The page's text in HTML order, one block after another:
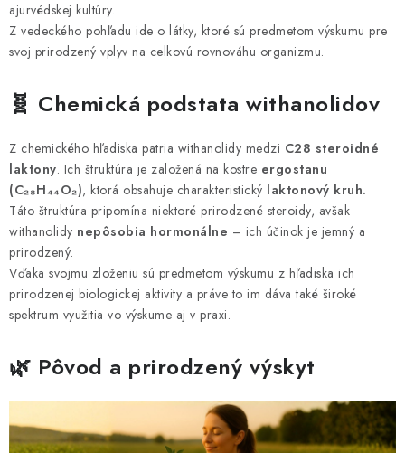
ŽENY
MUŽI
OSTATNÉ
DOVOLENKA
Doprava a platba Recenzie
Vernostný program
Prečo Botanic?
Kontakty
ajurvédskej kultúry.
Z vedeckého pohľadu ide o látky, ktoré sú predmetom výskumu pre
svoj prirodzený vplyv na celkovú rovnováhu organizmu.
🧬 Chemická podstata withanolidov
Z chemického hľadiska patria withanolidy medzi C28 steroidné
laktony. Ich štruktúra je založená na kostre ergostanu
(C₂₈H₄₄O₂), ktorá obsahuje charakteristický laktonový kruh.
Táto štruktúra pripomína niektoré prirodzené steroidy, avšak
withanolidy nepôsobia hormonálne – ich účinok je jemný a
prirodzený.
Vďaka svojmu zloženiu sú predmetom výskumu z hľadiska ich
prirodzenej biologickej aktivity a práve to im dáva také široké
spektrum využitia vo výskume aj v praxi.
🌿 Pôvod a prirodzený výskyt